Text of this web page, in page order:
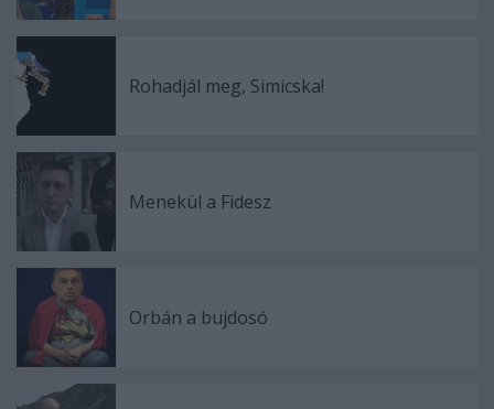
Rohadjál meg, Simicska!
Menekül a Fidesz
Orbán a bujdosó